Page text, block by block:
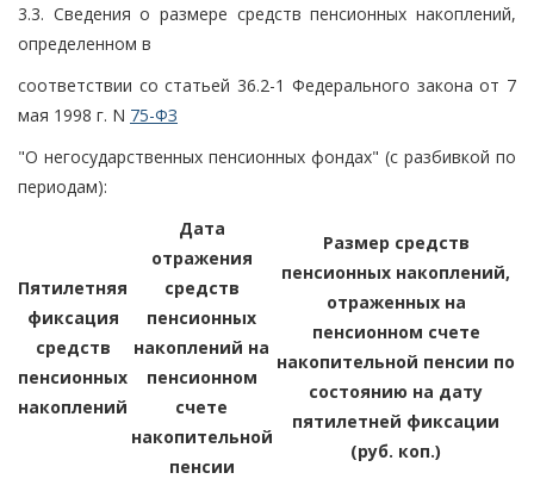
3.3. Сведения о размере средств пенсионных накоплений,
определенном в
соответствии со статьей 36.2-1 Федерального закона от 7
мая 1998 г. N 75-ФЗ
"О негосударственных пенсионных фондах" (с разбивкой по
периодам):
Пятилетняя
фиксация
средств
пенсионных
накоплений
Дата
отражения
средств
пенсионных
накоплений на
пенсионном
счете
накопительной
пенсии
Размер средств
пенсионных накоплений,
отраженных на
пенсионном счете
накопительной пенсии по
состоянию на дату
пятилетней фиксации
(руб. коп.)